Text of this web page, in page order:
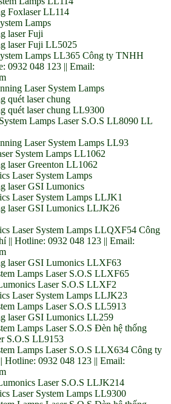
Foxlaser LL114
Lamps
laser Fuji
laser Fuji LL5025
Lamps LL365 Công ty TNHH
0932 048 123 || Email:
Laser System Lamps
quét laser chung
quét laser chung LL9300
Lamps Laser S.O.S LL8090 LL
Laser System Lamps LL93
System Lamps LL1062
laser Greenton LL1062
Laser System Lamps
laser GSI Lumonics
Laser System Lamps LLJK1
laser GSI Lumonics LLJK26
Laser System Lamps LLQXF54 Công
|| Hotline: 0932 048 123 || Email:
laser GSI Lumonics LLXF63
Lamps Laser S.O.S LLXF65
Laser S.O.S LLXF2
Laser System Lamps LLJK23
Lamps Laser S.O.S LL5913
laser GSI Lumonics LL259
Lamps Laser S.O.S Đèn hệ thống
S.O.S LL9153
Lamps Laser S.O.S LLX634 Công ty
0932 048 123 || Email:
Laser S.O.S LLJK214
Laser System Lamps LL9300